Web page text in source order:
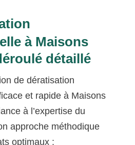
à Maisons
détaillé
de dératisation
et rapide à Maisons
à l’expertise du
approche méthodique
optimaux :